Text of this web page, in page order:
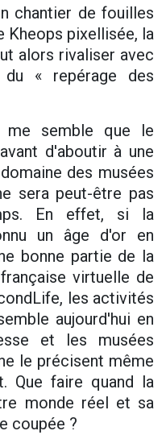
chantier de fouilles
Kheops pixellisée, la
alors rivaliser avec
« repérage des
semble que le
d'aboutir à une
des musées
sera peut-être pas
En effet, si la
un âge d'or en
bonne partie de la
virtuelle de
les activités
aujourd'hui en
et les musées
le précisent même
Que faire quand la
monde réel et sa
coupée ?